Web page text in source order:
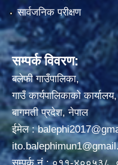
सार्वजनिक परीक्षण
सम्पर्क विवरण:
बलेफी गाउँपालिका,
गाउँ कार्यपालिकाको
बागमती प्रदेश, नेपाल
ईमेल :